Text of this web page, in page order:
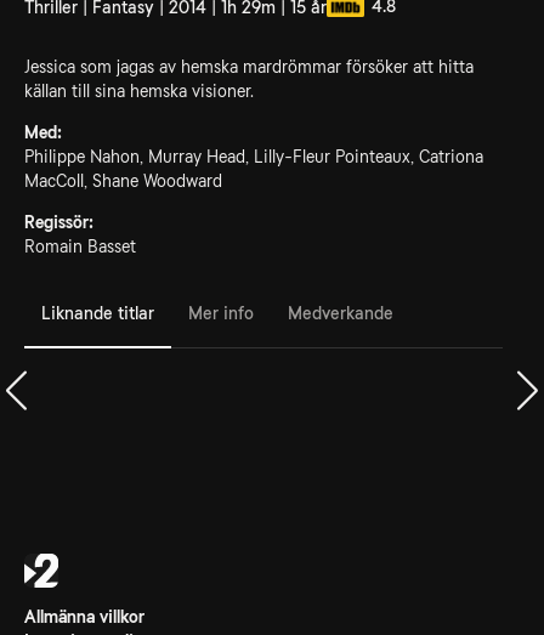
Thriller | Fantasy | 2014 | 1h 29m | 15 år 4.8
Jessica som jagas av hemska mardrömmar försöker att hitta
källan till sina hemska visioner.
Med:
Philippe Nahon, Murray Head, Lilly-Fleur Pointeaux, Catriona
MacColl, Shane Woodward
Regissör:
Romain Basset
Liknande titlar Mer info Medverkande
Allmänna villkor